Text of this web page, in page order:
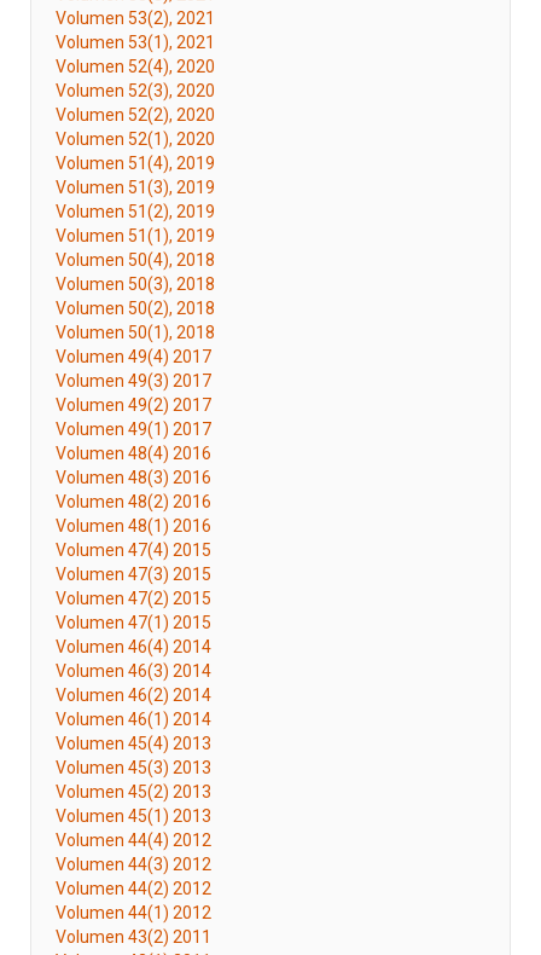
Volumen 53(2), 2021
Volumen 53(1), 2021
Volumen 52(4), 2020
Volumen 52(3), 2020
Volumen 52(2), 2020
Volumen 52(1), 2020
Volumen 51(4), 2019
Volumen 51(3), 2019
Volumen 51(2), 2019
Volumen 51(1), 2019
Volumen 50(4), 2018
Volumen 50(3), 2018
Volumen 50(2), 2018
Volumen 50(1), 2018
Volumen 49(4) 2017
Volumen 49(3) 2017
Volumen 49(2) 2017
Volumen 49(1) 2017
Volumen 48(4) 2016
Volumen 48(3) 2016
Volumen 48(2) 2016
Volumen 48(1) 2016
Volumen 47(4) 2015
Volumen 47(3) 2015
Volumen 47(2) 2015
Volumen 47(1) 2015
Volumen 46(4) 2014
Volumen 46(3) 2014
Volumen 46(2) 2014
Volumen 46(1) 2014
Volumen 45(4) 2013
Volumen 45(3) 2013
Volumen 45(2) 2013
Volumen 45(1) 2013
Volumen 44(4) 2012
Volumen 44(3) 2012
Volumen 44(2) 2012
Volumen 44(1) 2012
Volumen 43(2) 2011